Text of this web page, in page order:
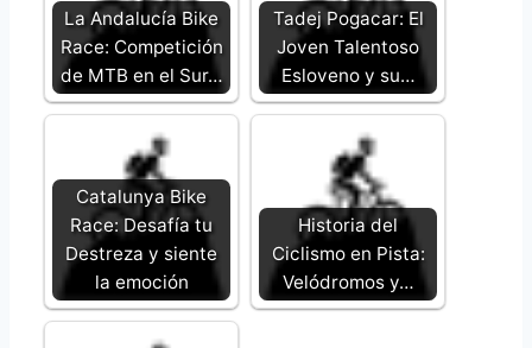
La Andalucía Bike
Race: Competición
de MTB en el Sur…
Tadej Pogacar: El
Joven Talentoso
Esloveno y su…
Catalunya Bike
Race: Desafía tu
Destreza y siente
la emoción
Historia del
Ciclismo en Pista:
Velódromos y…